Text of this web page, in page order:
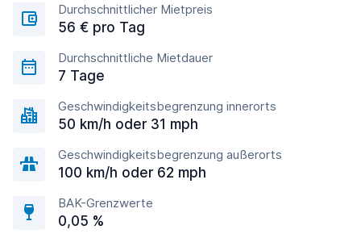
Durchschnittlicher Mietpreis
56 € pro Tag
Durchschnittliche Mietdauer
7 Tage
Geschwindigkeitsbegrenzung innerorts
50 km/h oder 31 mph
Geschwindigkeitsbegrenzung außerorts
100 km/h oder 62 mph
BAK-Grenzwerte
0,05 %